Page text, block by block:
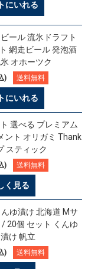
にいれる
ール 流氷ドラフト
網走ビール 発泡酒
オホーツク
) 送料無料
にいれる
選べる プレミアム
ント オリガミ Thank
スティック
) 送料無料
く見る
ゆ漬け 北海道 Mサ
20個 セット くんゆ
け 帆立
) 送料無料